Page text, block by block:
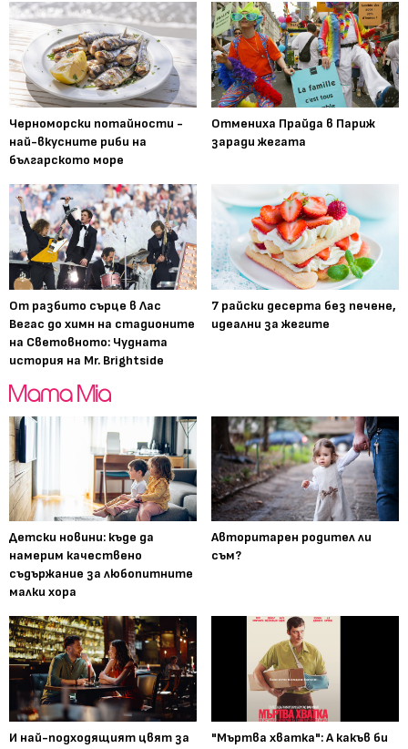
Черноморски потайности -
най-вкусните риби на
българското море
Отмениха Прайда в Париж
заради жегата
От разбито сърце в Лас
Вегас до химн на стадионите
на Световното: Чудната
история на Mr. Brightside
7 райски десерта без печене,
идеални за жегите
Детски новини: къде да
намерим качествено
съдържание за любопитните
малки хора
Авторитарен родител ли
съм?
И най-подходящият цвят за
"Мъртва хватка": А какъв би